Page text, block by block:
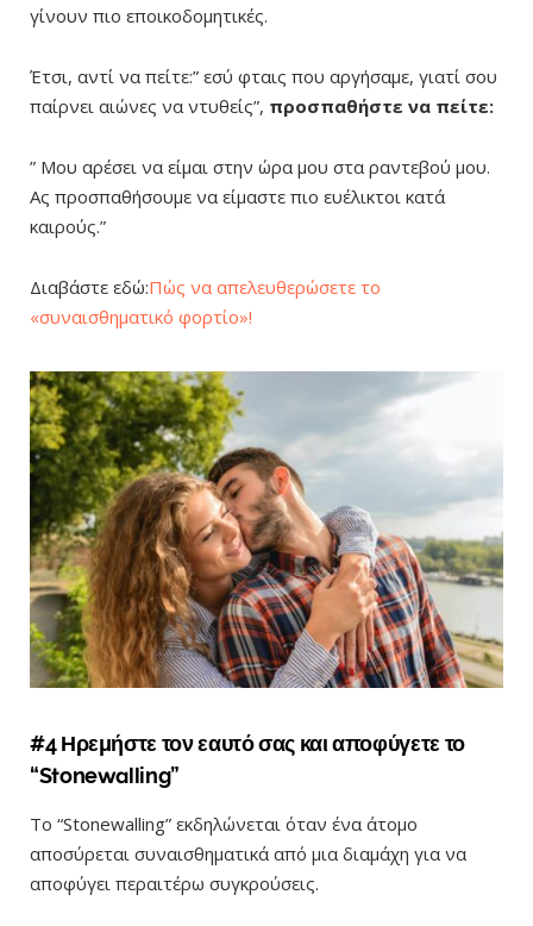
γίνουν πιο εποικοδομητικές.
Έτσι, αντί να πείτε:” εσύ φταις που αργήσαμε, γιατί σου
παίρνει αιώνες να ντυθείς”, προσπαθήστε να πείτε:
” Μου αρέσει να είμαι στην ώρα μου στα ραντεβού μου.
Ας προσπαθήσουμε να είμαστε πιο ευέλικτοι κατά
καιρούς.”
Διαβάστε εδώ:Πώς να απελευθερώσετε το
«συναισθηματικό φορτίο»!
#4 Ηρεμήστε τον εαυτό σας και αποφύγετε το
“Stonewalling”
Το “Stonewalling” εκδηλώνεται όταν ένα άτομο
αποσύρεται συναισθηματικά από μια διαμάχη για να
αποφύγει περαιτέρω συγκρούσεις.